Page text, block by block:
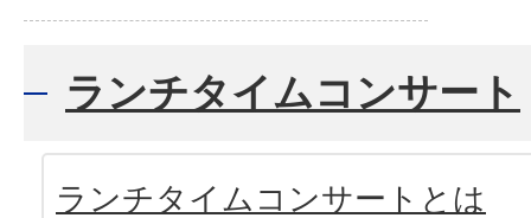
ランチタイムコンサート
ランチタイムコンサートとは